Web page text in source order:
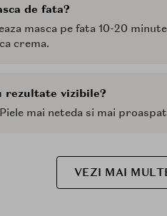
de fata?
masca pe fata 10-20
crema.
rezultate vizibile?
mai neteda si mai
VEZI MAI